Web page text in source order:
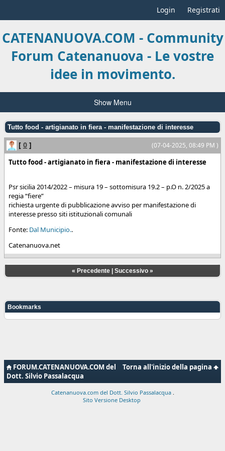
Login Registrati
CATENANUOVA.COM - Community
Forum Catenanuova - Le vostre
idee in movimento.
Show Menu
Tutto food - artigianato in fiera - manifestazione di interesse
(07-04-2025, 08:49 PM )
[ 0 ]
Tutto food - artigianato in fiera - manifestazione di interesse
Psr sicilia 2014/2022 – misura 19 – sottomisura 19.2 – p.O n. 2/2025 a
regia “fiere”
richiesta urgente di pubblicazione avviso per manifestazione di
interesse presso siti istituzionali comunali
Fonte: Dal Municipio..
Catenanuova.net
« Precedente Successivo »
Bookmarks
Torna all'inizio della pagina
FORUM.CATENANUOVA.COM del
Dott. Silvio Passalacqua
Catenanuova.com del Dott. Silvio Passalacqua
Sito Versione Desktop